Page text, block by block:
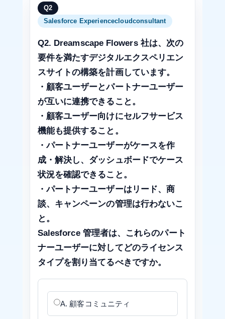
Q2
Salesforce Experiencecloudconsultant
Q2. Dreamscape Flowers 社は、次の
要件を満たすデジタルエクスペリエン
スサイトの構築を計画しています。
・顧客ユーザーとパートナーユーザー
が互いに連携できること。
・顧客ユーザー向けにセルフサービス
機能も提供すること。
・パートナーユーザーがケースを作
成・解決し、ダッシュボードでケース
状況を確認できること。
・パートナーユーザーはリード、商
談、キャンペーンの管理は行わないこ
と。
Salesforce 管理者は、これらのパート
ナーユーザーに対してどのライセンス
タイプを割り当てるべきですか。
A. 顧客コミュニティ